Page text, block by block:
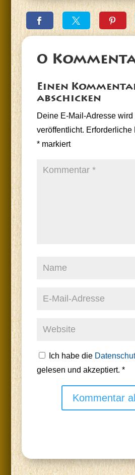
0
Einen
abschicken
Deine E-Mail-Adresse wird
veröffentlicht. Erforderliche
*markiert
Ich habe die
gelesen und akzeptiert. *
Kommentar